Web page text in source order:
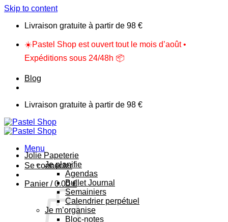
Skip to content
Livraison gratuite à partir de 98 €
☀️Pastel Shop est ouvert tout le mois d’août •
Expéditions sous 24/48h 📦
Blog
Livraison gratuite à partir de 98 €
Menu
Se connecter
Panier /0.00€
Jolie Papeterie
Je planifie
Agendas
Bullet Journal
Semainiers
Calendrier perpétuel
Je m’organise
Bloc-notes